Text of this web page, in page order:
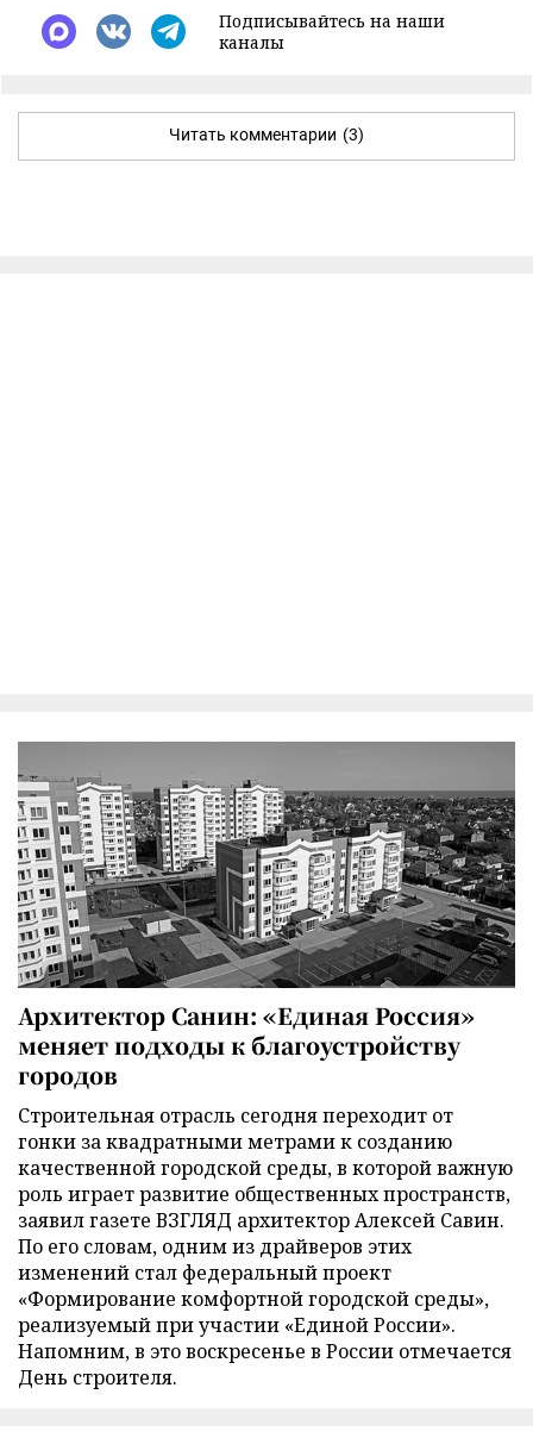
Подписывайтесь на наши
каналы
Читать комментарии (3)
Архитектор Санин: «Единая Россия»
меняет подходы к благоустройству
городов
Строительная отрасль сегодня переходит от
гонки за квадратными метрами к созданию
качественной городской среды, в которой важную
роль играет развитие общественных пространств,
заявил газете ВЗГЛЯД архитектор Алексей Савин.
По его словам, одним из драйверов этих
изменений стал федеральный проект
«Формирование комфортной городской среды»,
реализуемый при участии «Единой России».
Напомним, в это воскресенье в России отмечается
День строителя.